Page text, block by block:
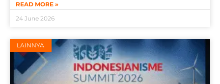
READ MORE »
24 June 2026
LAINNYA